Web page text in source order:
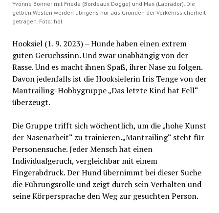
Yvonne Bonner mit Frieda (Bordeaux Dogge) und Max (Labrador). Die
gelben Westen werden übrigens nur aus Gründen der Verkehrssicherheit
getragen. Foto: hol
Hooksiel (1. 9. 2023) – Hunde haben einen extrem
guten Geruchssinn. Und zwar unabhängig von der
Rasse. Und es macht ihnen Spaß, ihrer Nase zu folgen.
Davon jedenfalls ist die Hooksielerin Iris Tenge von der
Mantrailing-Hobbygruppe „Das letzte Kind hat Fell“
überzeugt.
Die Gruppe trifft sich wöchentlich, um die „hohe Kunst
der Nasenarbeit“ zu trainieren.„Mantrailing“ steht für
Personensuche. Jeder Mensch hat einen
Individualgeruch, vergleichbar mit einem
Fingerabdruck. Der Hund übernimmt bei dieser Suche
die Führungsrolle und zeigt durch sein Verhalten und
seine Körpersprache den Weg zur gesuchten Person.